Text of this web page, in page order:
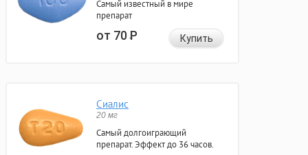
Самый известный в мире
препарат
от 70Р Купить
Сиалис
20 мг
Самый долгоиграющий
препарат. Эффект до 36 часов.